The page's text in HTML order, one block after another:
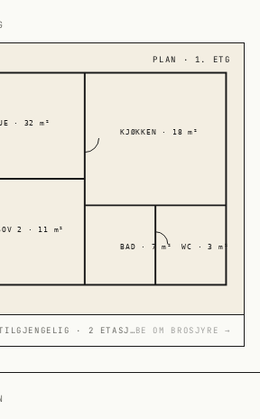
· 32 m²
KJØKKEN · 18 m²
BAD · 7 m² WC · 3 m²
2 · 11 m²
PLAN · 1. ETG
↳ PLANTEGNING IKKE TILGJENGELIG · 2 ETASJERBE OM BROSJYRE →